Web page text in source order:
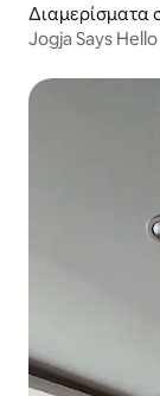
Διαμερίσματα
camatan Depok
Jogja Says